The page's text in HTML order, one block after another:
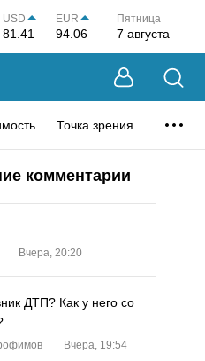
USD
81.41
EUR
94.06
Пятница
7 августа
Точка зрения
комментарии
Вчера, 20:20
ДТП? Как у него со
Вчера, 19:54